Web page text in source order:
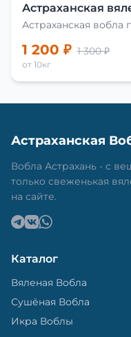
Астраханская
Астраханская вобла
1 200 ₽ 1 300 ₽
от 10кг
Астраханская
Вобла Астрахань - с
только свеженькая
на сайте.
Каталог
Вяленая Вобла
Сушёная Вобла
Икра Воблы